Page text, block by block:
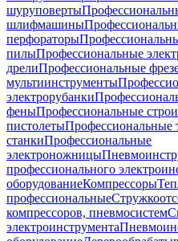
шуруповерты
шлифмашины
перфораторы
пилыПрофессиональные
дрелиПрофессиональные
мультиинструменты
электрорубанки
феныПрофессиональные
пистолетыПрофессиональные
станкиПрофессиональные
электроножницы
профессионального
оборудованиеКомпрессоры
профессиональные
компрессоров, пневмосистем
электроинструмента